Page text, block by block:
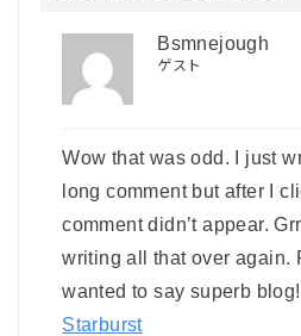
Bsmnejough
ゲスト
Wow that was odd. I just
long comment but after I
comment didn’t appear.
writing all that over again.
wanted to say superb blog!
Starburst